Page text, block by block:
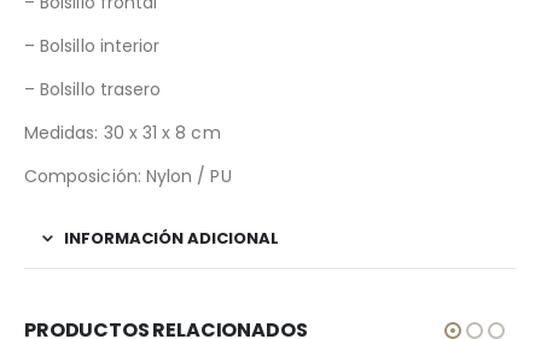
– Bolsillo interior
– Bolsillo trasero
Medidas: 30 x 31 x 8 cm
Composición: Nylon / PU
INFORMACIÓN ADICIONAL
PRODUCTOS RELACIONADOS